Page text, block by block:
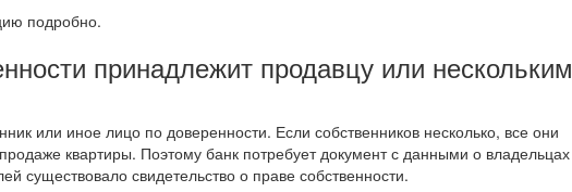
подробно.
принадлежит продавцу или нескольким
или иное лицо по доверенности. Если собственников несколько, все они
квартиры. Поэтому банк потребует документ с данными о владельцах
существовало свидетельство о праве собственности.